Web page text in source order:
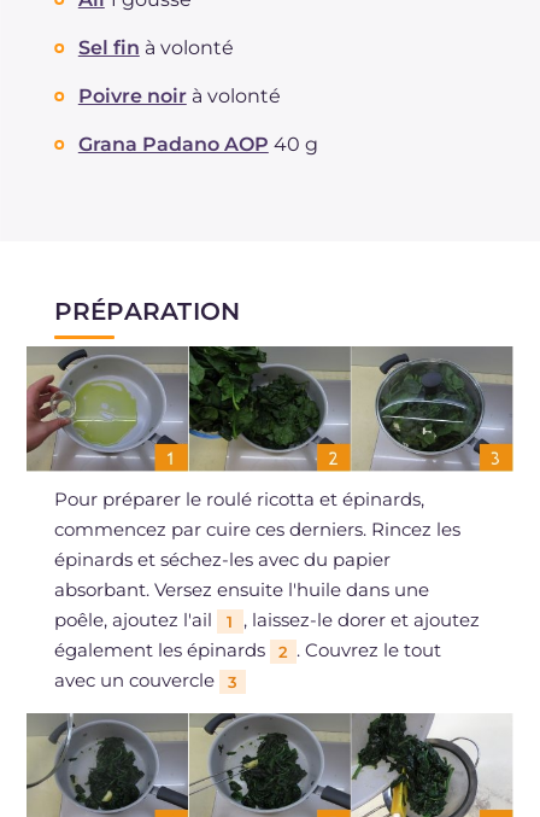
Sel fin à volonté
Poivre noir à volonté
Grana Padano AOP 40 g
PRÉPARATION
Pour préparer le roulé ricotta et épinards,
commencez par cuire ces derniers. Rincez les
épinards et séchez-les avec du papier
absorbant. Versez ensuite l'huile dans une
poêle, ajoutez l'ail
1
, laissez-le dorer et ajoutez
également les épinards
2 . Couvrez le tout
avec un couvercle
3